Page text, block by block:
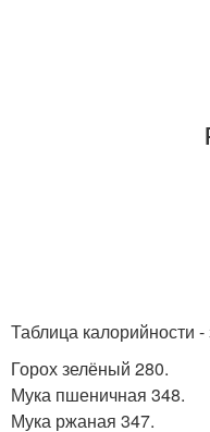
Таблица калорийности
Горох зелёный 280.
Мука пшеничная 348.
Мука ржаная 347.